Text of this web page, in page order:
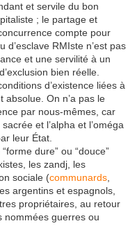
et servile du bon
; le partage et
compte pour
d’esclave RMIste n’est pas
et une servilité à un
bien réelle.
d’existence liées à
absolue. On n’a pas le
par nous-mêmes, car
sacrée et l’alpha et l’oméga
leur État.
dure” ou “douce”
les zandj, les
sociale (communards
argentins et espagnols,
propriétaires, au retour
nommées guerres ou